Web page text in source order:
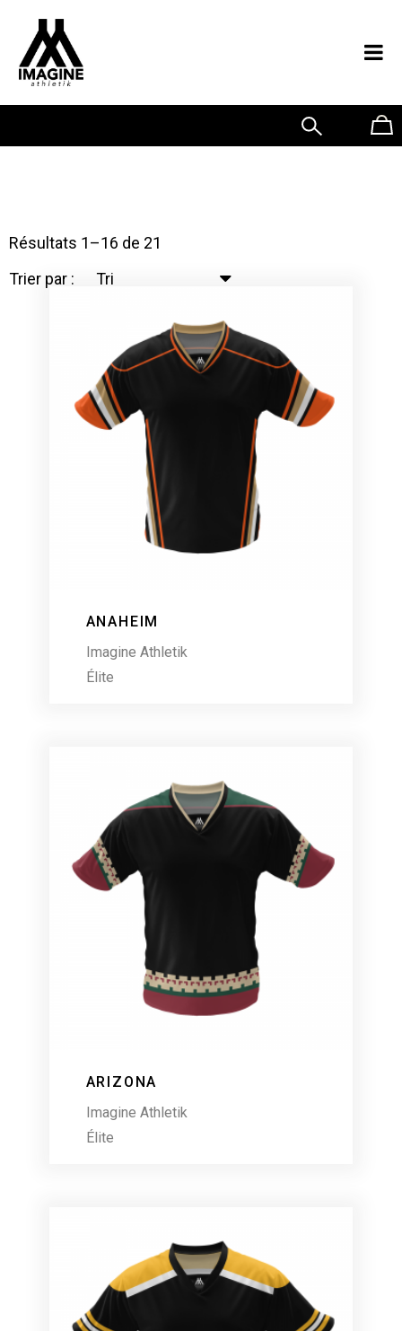
Résultats 1–16 de 21
Trier par :
ANAHEIM
Imagine Athletik
Élite
ARIZONA
Imagine Athletik
Élite